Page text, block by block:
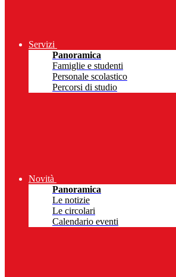
Servizi
Panoramica
Famiglie e studenti
Personale scolastico
Percorsi di studio
Novità
Panoramica
Le notizie
Le circolari
Calendario eventi